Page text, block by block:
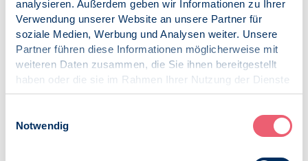
analysieren. Außerdem geben wir Informationen zu Ihrer
Verwendung unserer Website an unsere Partner für
soziale Medien, Werbung und Analysen weiter. Unsere
Partner führen diese Informationen möglicherweise mit
weiteren Daten zusammen, die Sie ihnen bereitgestellt
haben oder die sie im Rahmen Ihrer Nutzung der Dienste
gesammelt haben.
Notwendig
Vorlesungen empfunden, die jederzeit und so häufig wie
gewünscht abgerufen werden können. Bedauern äußerten
die Studierenden im Wegfall der persönlichen
Begegnungen, ob in der Vorlesung, der Unimensa oder
abends beim gemütlichen Beisammensein. Dies betrifft
insbesondere Erstsemesterstudierende. Höhere Semester
trifft vor allem der Wegfall von Nebenjobs oder